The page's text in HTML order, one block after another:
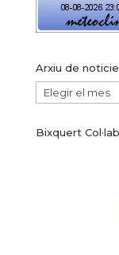
Arxiu de
Arxiu
noticies
Bixquert